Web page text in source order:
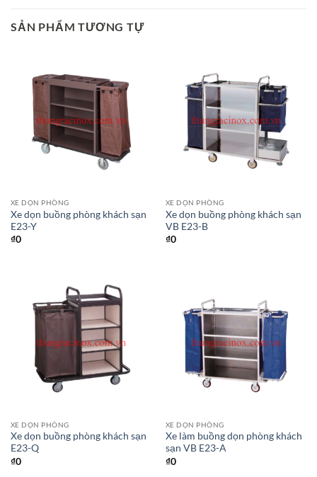
SẢN PHẨM TƯƠNG TỰ
XE DỌN PHÒNG
Xe dọn buồng phòng khách sạn
E23-Y
₫0
XE DỌN PHÒNG
Xe dọn buồng phòng khách sạn
VB E23-B
₫0
XE DỌN PHÒNG
Xe dọn buồng phòng khách sạn
E23-Q
₫0
XE DỌN PHÒNG
Xe làm buồng dọn phòng khách
sạn VB E23-A
₫0